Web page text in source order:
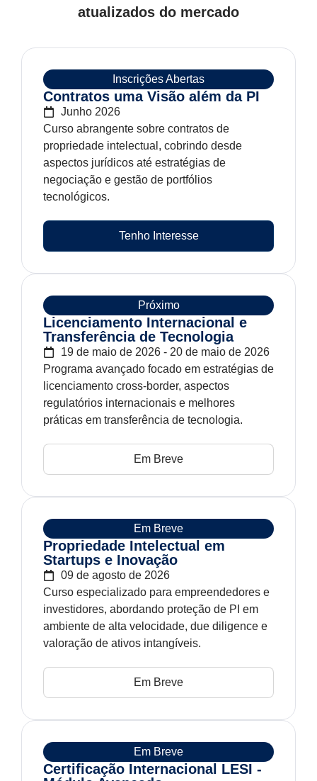
atualizados do mercado
Inscrições Abertas
Contratos uma Visão além da PI
Junho 2026
Curso abrangente sobre contratos de
propriedade intelectual, cobrindo desde
aspectos jurídicos até estratégias de
negociação e gestão de portfólios
tecnológicos.
Tenho Interesse
Próximo
Licenciamento Internacional e
Transferência de Tecnologia
19 de maio de 2026 - 20 de maio de 2026
Programa avançado focado em estratégias de
licenciamento cross-border, aspectos
regulatórios internacionais e melhores
práticas em transferência de tecnologia.
Em Breve
Em Breve
Propriedade Intelectual em
Startups e Inovação
09 de agosto de 2026
Curso especializado para empreendedores e
investidores, abordando proteção de PI em
ambiente de alta velocidade, due diligence e
valoração de ativos intangíveis.
Em Breve
Em Breve
Certificação Internacional LESI -